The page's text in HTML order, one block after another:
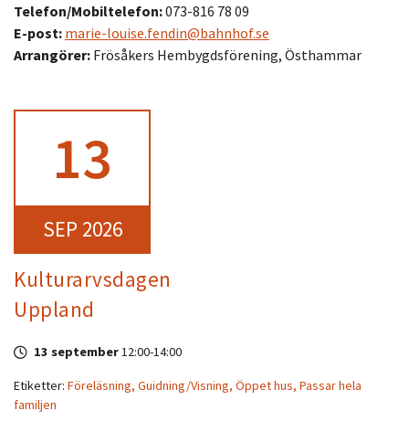
Telefon/Mobiltelefon:073-816 78 09
E-post: marie-louise.fendin@bahnhof.se
Arrangörer: Frösåkers Hembygdsförening, Östhammar
13
SEP 2026
Kulturarvsdagen
Uppland
13 september12:00-14:00
Etiketter: Föreläsning, Guidning/Visning, Öppet hus, Passar hela
familjen